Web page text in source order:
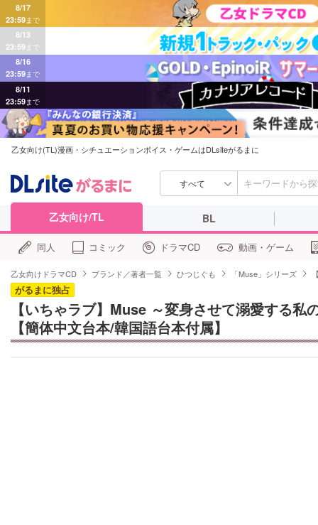
8/17
23:59まで
8/13
23:59まで
8/16
23:59まで
8/11
23:59まで
乙女向け(TL)漫画・シチュエーションボイス・ゲームはDLsiteがるまに
すべて
乙女向け/TL BL
同人 コミック ドラマCD 動画・ゲーム
乙女向けドラマCD ブランド／著者一覧 ひつじぐも 「Muse」シリーズ
がるまに独占
【いちゃラブ】Muse ～変身させて溺愛する私
【簡体中文台本/韓国語台本付属】